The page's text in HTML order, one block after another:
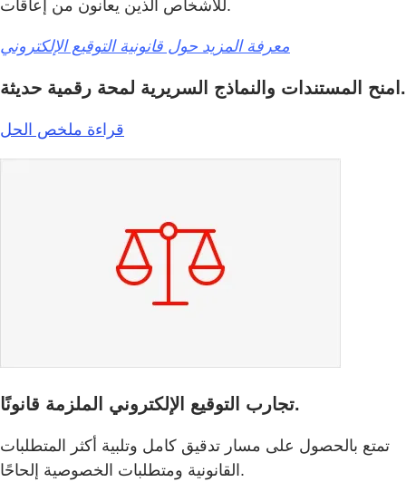
للأشخاص الذين يعانون من إعاقات.
معرفة المزيد حول قانونية التوقيع الإلكتروني
امنح المستندات والنماذج السريرية لمحة رقمية حديثة.
قراءة ملخص الحل
تجارب التوقيع الإلكتروني الملزمة قانونًا.
تمتع بالحصول على مسار تدقيق كامل وتلبية أكثر المتطلبات
القانونية ومتطلبات الخصوصية إلحاحًا.